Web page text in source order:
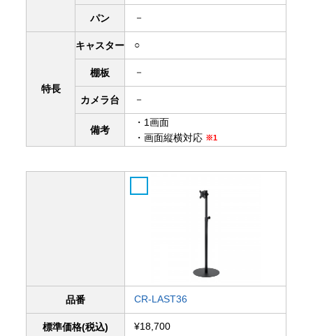
パン －
特長
キャスター ○
棚板 －
カメラ台 －
備考
・1画面
・画面縦横対応 ※1
品番 CR-LAST36
標準価格(税込) ¥18,700